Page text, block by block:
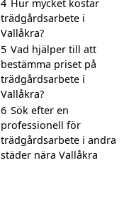
4 Hur mycket kostar
trädgårdsarbete i
Vallåkra?
5 Vad hjälper till att
bestämma priset på
trädgårdsarbete i
Vallåkra?
6 Sök efter en
professionell för
trädgårdsarbete i andra
städer nära Vallåkra